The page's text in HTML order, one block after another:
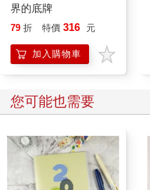
界的底牌
79 折 特價 316 元
加入購物車
您可能也需要